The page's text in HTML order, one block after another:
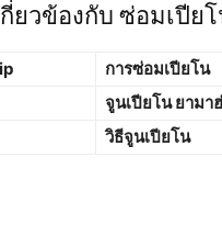
ยวข้องกับ ซ่อมเปีย
การซ่อมเปียโน
จูนเปียโน ยามา
วิธีจูนเปียโน